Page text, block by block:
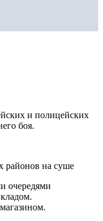
и полицейских
боя.
районов на суше
очередями